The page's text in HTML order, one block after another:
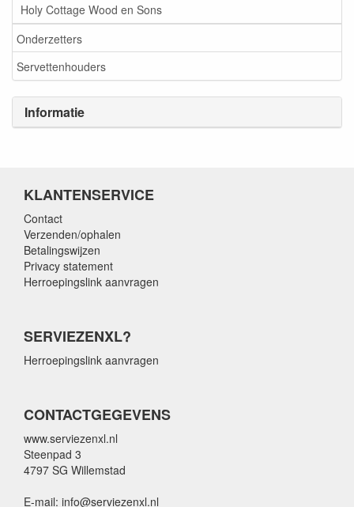
Holy Cottage Wood en Sons
Onderzetters
Servettenhouders
Informatie
KLANTENSERVICE
Contact
Verzenden/ophalen
Betalingswijzen
Privacy statement
Herroepingslink aanvragen
SERVIEZENXL?
Herroepingslink aanvragen
CONTACTGEGEVENS
www.serviezenxl.nl
Steenpad 3
4797 SG Willemstad
E-mail: info@serviezenxl.nl